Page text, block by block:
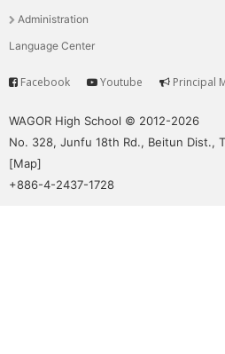
單Administration
Language Center
Service
Facebook Youtube Principal
WAGOR High School © 2012-2026
No. 328, Junfu 18th Rd., Beitun Dist.,
[Map]
+886-4-2437-1728